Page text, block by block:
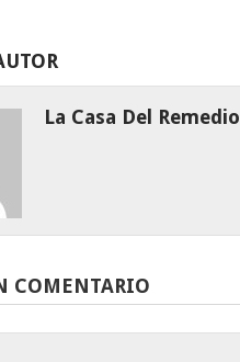
La Casa Del Remedio
COMENTARIO